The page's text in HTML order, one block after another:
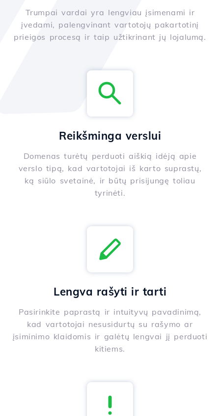
Trumpai vardai yra lengviau įsimenami ir
įvedami, palengvinant vartotojų pakartotinį
prieigos procesą ir taip užtikrinant jų lojalumą.
Reikšminga verslui
Domenas turėtų perduoti aiškią idėją apie
verslo tipą, kad vartotojai iš karto suprastų,
ką siūlo svetainė, ir būtų prisijungę toliau
tyrinėti.
Lengva rašyti ir tarti
Pasirinkite paprastą ir intuityvų pavadinimą,
kad vartotojai nesusidurtų su rašymo ar
įsiminimo klaidomis ir galėtų lengvai jį perduoti
kitiems.